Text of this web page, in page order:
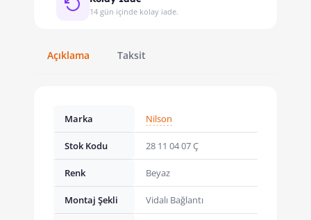
14 gün içinde kolay iade.
Açıklama Taksit
Marka Nilson
Stok Kodu 28 11 04 07 Ç
Renk Beyaz
Montaj Şekli Vidalı Bağlantı